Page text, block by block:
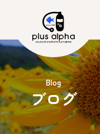
Blog
ブログ